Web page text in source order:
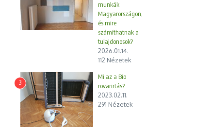
munkák
Magyarországon,
és mire
számíthatnak a
tulajdonosok?
2026.01.14.
112 Nézetek
3
Mi az a Bio
rovarirtás?
2023.02.11.
291 Nézetek